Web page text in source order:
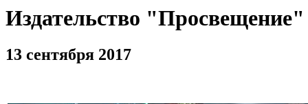
Издательство
13 сентября 2017